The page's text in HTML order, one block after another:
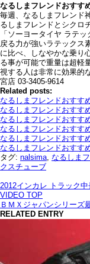
なるしまフレンドおすす
毎週、なるしまフレンド
るしまフレンドとシクロ
「ソーヨータイヤ ラテ
戻る力が強いラテックス
に比べ、しなやかな乗り
る事が可能で重量は超軽
視する人は非常に効果的
宮店 03-3405-9614
Related posts:
なるしまフレンドおすす
なるしまフレンドおすす
なるしまフレンドおすす
なるしまフレンドおすす
なるしまフレンドおすす
なるしまフレンドおすす
タグ: nalsima なるしま
クスチューブ
2012インカレ トラック
VIDEO TOP
ＢＭＸジャパンシリー
RELATED ENTRY